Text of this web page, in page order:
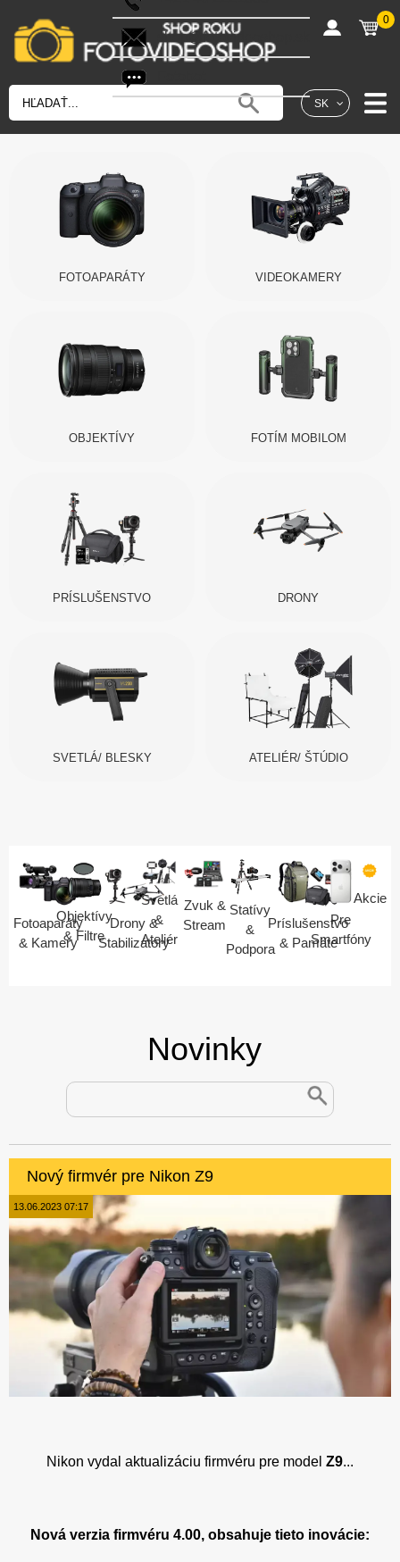
SK
shop@fotovideoshop.sk
0
FOTOAPARÁTY VIDEOKAMERY
OBJEKTÍVY FOTÍM MOBILOM
PRÍSLUŠENSTVO DRONY
SVETLÁ/ BLESKY ATELIÉR/ ŠTÚDIO
Fotoaparáty
& Kamery
Objektívy
& Filtre
Drony &
Stabilizátory
Svetlá
&
Ateliér
Zvuk &
Stream
Statívy
&
Podpora
Príslušenstvo
& Pamäte
Pre
Smartfóny
Akcie
Novinky
Nový firmvér pre Nikon Z9
13.06.2023 07:17
Nikon vydal aktualizáciu firmvéru pre model Z9...
Nová verzia firmvéru 4.00, obsahuje tieto inovácie: